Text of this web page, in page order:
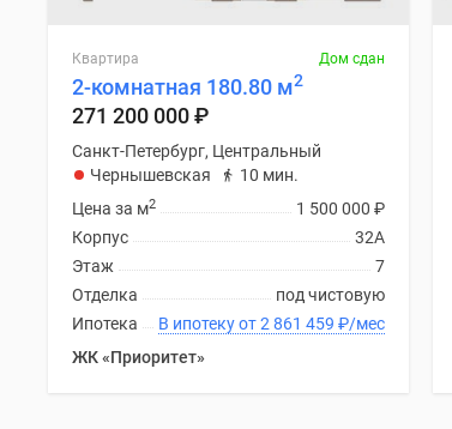
Квартира Дом сдан
2-комнатная 180.80 м2
271 200 000₽
Санкт-Петербург, Центральный
Чернышевская
10 мин.
1 500 000 ₽
Цена за м2
32А
Корпус
7
Этаж
под чистовую
Отделка
В ипотеку от 2 861 459 ₽/мес
Ипотека
ЖК «Приоритет»